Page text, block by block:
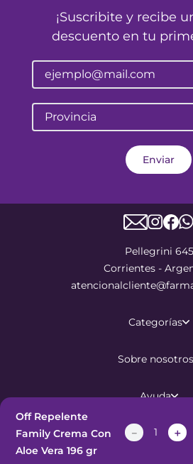
Off Repelente
Family Crema Con
Aloe Vera 196 gr
＋
－
¡Suscribite y recibe
descuento en tu
Provincia
Enviar
Pellegrini 645
Corrientes -
Categorías
Sobre nosotros
Ayuda
reservados